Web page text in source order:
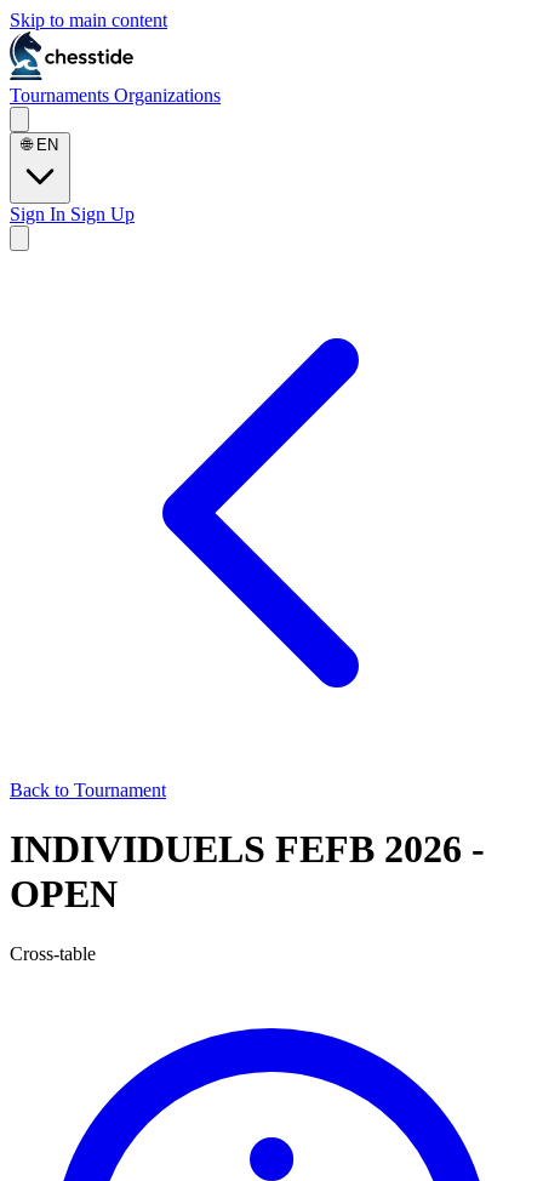
Skip to main content
Tournaments Organizations
🌐 EN
Sign In Sign Up
Back to Tournament
INDIVIDUELS FEFB 2026 -
OPEN
Cross-table